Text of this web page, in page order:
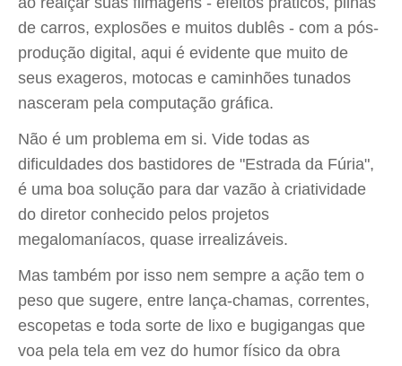
de carros, explosões e muitos dublês - com a pós-
produção digital, aqui é evidente que muito de
seus exageros, motocas e caminhões tunados
nasceram pela computação gráfica.
Não é um problema em si. Vide todas as
dificuldades dos bastidores de "Estrada da Fúria",
é uma boa solução para dar vazão à criatividade
do diretor conhecido pelos projetos
megalomaníacos, quase irrealizáveis.
Mas também por isso nem sempre a ação tem o
peso que sugere, entre lança-chamas, correntes,
escopetas e toda sorte de lixo e bugigangas que
voa pela tela em vez do humor físico da obra